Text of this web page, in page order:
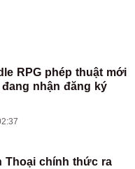
RPG phép thuật mới
đang nhận đăng ký
Thoại chính thức ra